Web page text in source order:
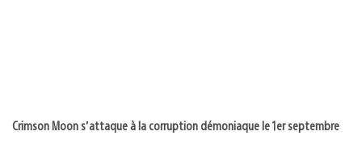
Crimson Moon s’attaque à la corruption démoniaque le 1er septembre